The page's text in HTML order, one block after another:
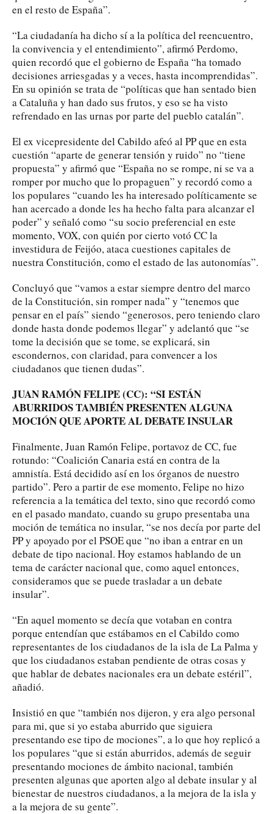
en el resto de España”.
“La ciudadanía ha dicho sí a la política del reencuentro,
la convivencia y el entendimiento”, afirmó Perdomo,
quien recordó que el gobierno de España “ha tomado
decisiones arriesgadas y a veces, hasta incomprendidas”.
En su opinión se trata de “políticas que han sentado bien
a Cataluña y han dado sus frutos, y eso se ha visto
refrendado en las urnas por parte del pueblo catalán”.
El ex vicepresidente del Cabildo afeó al PP que en esta
cuestión “aparte de generar tensión y ruido” no “tiene
propuesta” y afirmó que “España no se rompe, ni se va a
romper por mucho que lo propaguen” y recordó como a
los populares “cuando les ha interesado políticamente se
han acercado a donde les ha hecho falta para alcanzar el
poder” y señaló como “su socio preferencial en este
momento, VOX, con quién por cierto votó CC la
investidura de Feijóo, ataca cuestiones capitales de
nuestra Constitución, como el estado de las autonomías”.
Concluyó que “vamos a estar siempre dentro del marco
de la Constitución, sin romper nada” y “tenemos que
pensar en el país” siendo “generosos, pero teniendo claro
donde hasta donde podemos llegar” y adelantó que “se
tome la decisión que se tome, se explicará, sin
escondernos, con claridad, para convencer a los
ciudadanos que tienen dudas”.
JUAN RAMÓN FELIPE (CC): “SI ESTÁN
ABURRIDOS TAMBIÉN PRESENTEN ALGUNA
MOCIÓN QUE APORTE AL DEBATE INSULAR
Finalmente, Juan Ramón Felipe, portavoz de CC, fue
rotundo: “Coalición Canaria está en contra de la
amnistía. Está decidido así en los órganos de nuestro
partido”. Pero a partir de ese momento, Felipe no hizo
referencia a la temática del texto, sino que recordó como
en el pasado mandato, cuando su grupo presentaba una
moción de temática no insular, “se nos decía por parte del
PP y apoyado por el PSOE que “no iban a entrar en un
debate de tipo nacional. Hoy estamos hablando de un
tema de carácter nacional que, como aquel entonces,
consideramos que se puede trasladar a un debate
insular”.
“En aquel momento se decía que votaban en contra
porque entendían que estábamos en el Cabildo como
representantes de los ciudadanos de la isla de La Palma y
que los ciudadanos estaban pendiente de otras cosas y
que hablar de debates nacionales era un debate estéril”,
añadió.
Insistió en que “también nos dijeron, y era algo personal
para mi, que si yo estaba aburrido que siguiera
presentando ese tipo de mociones”, a lo que hoy replicó a
los populares “que si están aburridos, además de seguir
presentando mociones de ámbito nacional, también
presenten algunas que aporten algo al debate insular y al
bienestar de nuestros ciudadanos, a la mejora de la isla y
a la mejora de su gente”.